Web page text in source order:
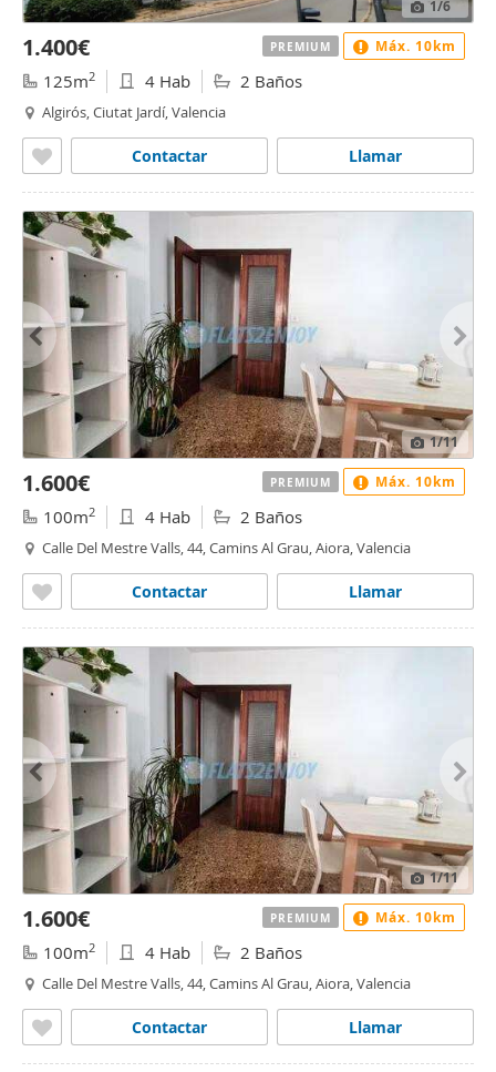
1/6
1.400€
125m2 4 Hab 2 Baños
Algirós, Ciutat Jardí, Valencia
Llamar
Contactar
PREMIUM Máx. 10km
1/11
1.600€
100m2 4 Hab 2 Baños
Calle Del Mestre Valls, 44, Camins Al Grau, Aiora, Valencia
Llamar
Contactar
PREMIUM Máx. 10km
1/11
1.600€
100m2 4 Hab 2 Baños
Calle Del Mestre Valls, 44, Camins Al Grau, Aiora, Valencia
Llamar
Contactar
PREMIUM Máx. 10km